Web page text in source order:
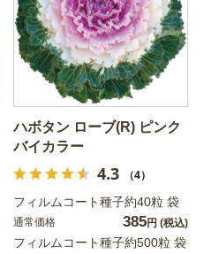
ハボタン ローブ(R) ピンク
バイカラー
4.3 （4）
フィルムコート種子約40粒 袋
通常価格 385円 (税込)
フィルムコート種子約500粒 袋